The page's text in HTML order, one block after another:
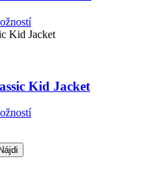
môžete
vybrať
na
stránke
Tento
produkt
Možnosti
si
môžete
vybrať
Kid Jacket
Tento